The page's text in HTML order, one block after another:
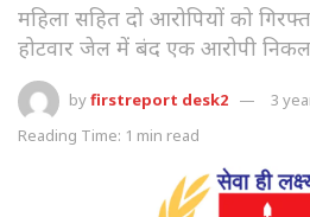
महिला सहित दो आरोपियों को
होटवार जेल में बंद एक आरोपी
byfirstreport desk2
3
Reading Time: 1 min read